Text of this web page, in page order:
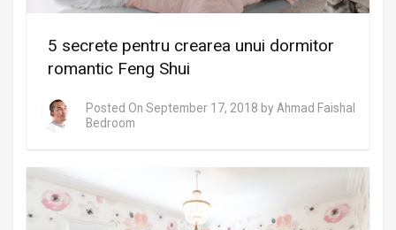
5 secrete pentru crearea unui dormitor
romantic Feng Shui
Posted On September 17, 2018 by Ahmad Faishal
Bedroom